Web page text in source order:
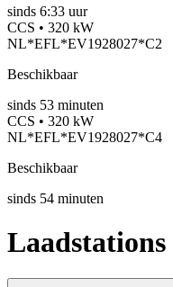
sinds 6:33 uur
CCS • 320 kW
NL*EFL*EV1928027*C2
Beschikbaar
sinds 53 minuten
CCS • 320 kW
NL*EFL*EV1928027*C4
Beschikbaar
sinds 54 minuten